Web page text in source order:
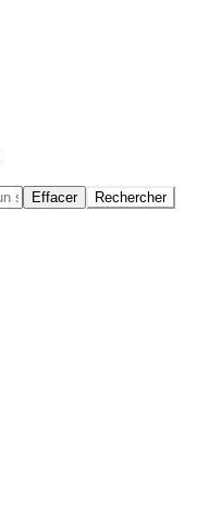
Effacer Rechercher